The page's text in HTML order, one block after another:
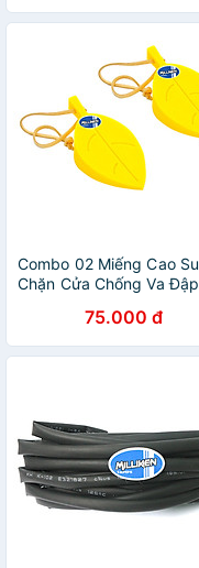
Combo 02 Miếng Cao Su
Chặn Cửa Chống Va Đập
Nhiên Milliken NL-3137
75.000 đ